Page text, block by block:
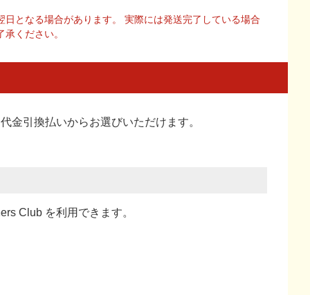
となる場合があります。 実際には発送完了している場合
ください。
金引換払いからお選びいただけます。
Club を利用できます。